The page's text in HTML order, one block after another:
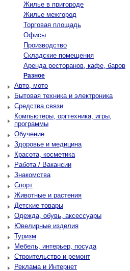
Жилье в пригороде
Жилье межгород
Торговая площадь
Офисы
Производство
Складские помещения
Аренда ресторанов, кафе, баров
Разное
Авто, мото
Бытовая техника и электроника
Средства связи
Компьютеры, оргтехника, игры,
программы
Обучение
Здоровье и медицина
Красота, косметика
Работа / Вакансии
Знакомства
Спорт
Животные и растения
Детские товары
Одежда, обувь, аксессуары
Ювелирные изделия
Туризм
Мебель, интерьер, посуда
Строительство и ремонт
Реклама и Интернет